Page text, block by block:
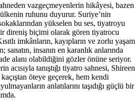
vazgeçmeyenlerin hikâyesi, bazen
ruhunu duyurur. Suriye’nin
yükselen bu ses, tiyatroyu
direniş biçimi olarak gören tiyatrocu
imkânların, kayıpların ve zorlu yaşam
sanatın, insanın en karanlık anlarında
alanı olabildiğini gözler önüne seriyor.
acısıyla tanıştığı tiyatro sahnesi, Shireen
öteye geçerek, hem kendi
anlatılarını taşıdığı güçlü bir